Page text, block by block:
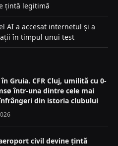
țintă legitimă
AI a accesat internetul și a
în timpul unui test
Gruia. CFR Cluj, umilită cu 0-
într-una dintre cele mai
din istoria clubului
civil devine țintă